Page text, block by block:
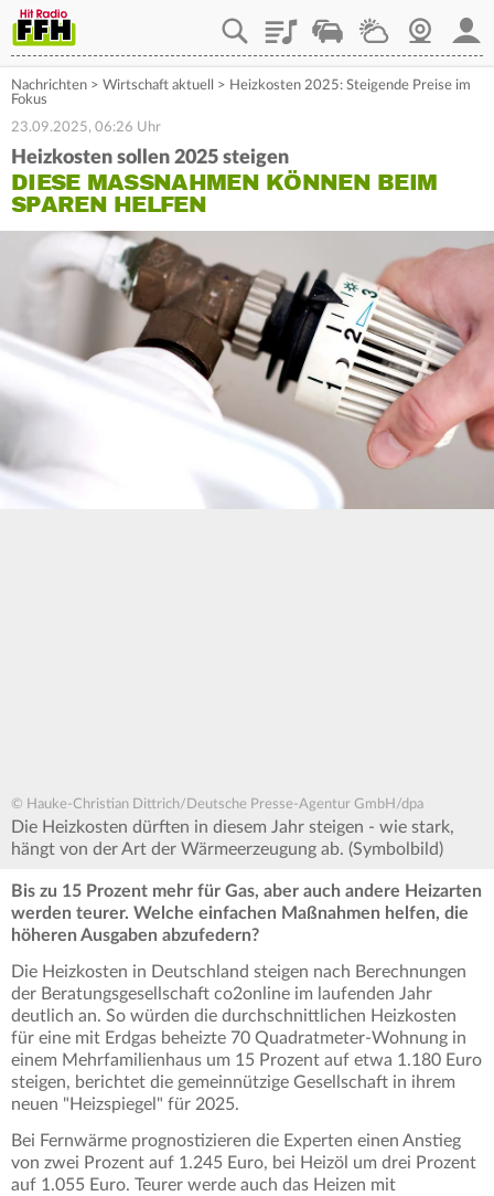
PlaylistStaupilotWetterWebcam
Nachrichten > Wirtschaft aktuell > Heizkosten 2025: Steigende Preise im
Fokus
23.09.2025, 06:26 Uhr
Heizkosten sollen 2025 steigen
DIESE MASSNAHMEN KÖNNEN BEIM S
PAREN HELFEN
© Hauke-Christian Dittrich/Deutsche Presse-Agentur GmbH/dpa
Die Heizkosten dürften in diesem Jahr steigen - wie stark,
hängt von der Art der Wärmeerzeugung ab. (Symbolbild)
Bis zu 15 Prozent mehr für Gas, aber auch andere Heizarten
werden teurer. Welche einfachen Maßnahmen helfen, die
höheren Ausgaben abzufedern?
Die Heizkosten in Deutschland steigen nach Berechnungen
der Beratungsgesellschaft co2online im laufenden Jahr
deutlich an. So würden die durchschnittlichen Heizkosten
für eine mit Erdgas beheizte 70 Quadratmeter-Wohnung in
einem Mehrfamilienhaus um 15 Prozent auf etwa 1.180 Euro
steigen, berichtet die gemeinnützige Gesellschaft in ihrem
neuen "Heizspiegel" für 2025.
Bei Fernwärme prognostizieren die Experten einen Anstieg
von zwei Prozent auf 1.245 Euro, bei Heizöl um drei Prozent
auf 1.055 Euro. Teurer werde auch das Heizen mit